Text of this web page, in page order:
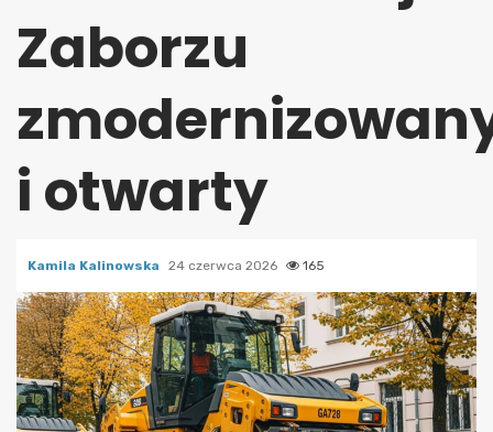
Zaborzu
i otwarty
Kamila Kalinowska 24 czerwca 2026 165